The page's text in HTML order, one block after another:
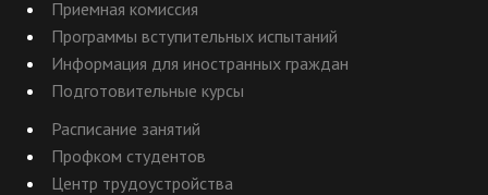
Приемная комиссия
Программы вступительных испытаний
Информация для иностранных граждан
Подготовительные курсы
Расписание занятий
Профком студентов
Центр трудоустройства